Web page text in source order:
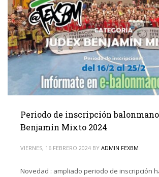
Periodo de inscripción
Benjamín Mixto 2024
VIERNES, 16 FEBRERO 2024 BY ADMIN FEXBM
Novedad : ampliado periodo de inscripción